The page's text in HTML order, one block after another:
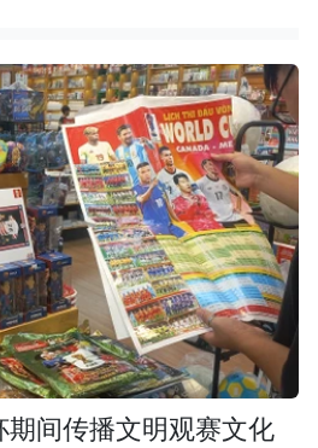
间传播文明观赛文化